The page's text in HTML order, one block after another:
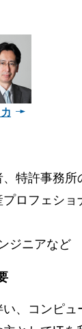
、特許事務所
ロフェショ
ジニアなど
、コンピュ